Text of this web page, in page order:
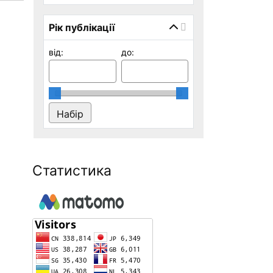
Рік публікації
від: до:
Статистика